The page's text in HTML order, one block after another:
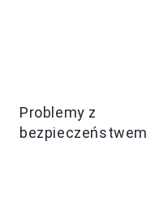
Problemy z
bezpieczeństwem